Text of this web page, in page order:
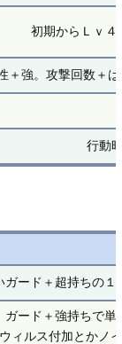
初期からＬｖ４
＋強。攻撃回数＋
行動
ガード＋超持ちの
ガード＋強持ちで単
ィルス付加とかノ